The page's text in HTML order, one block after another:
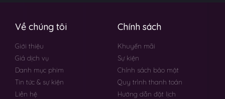
Về chúng tôi
Giới thiệu
Giá dịch vụ
Danh mục phim
Tin tức & sự kiện
Liên hệ
Chính sách
Khuyến mãi
Sự kiện
Chính sách bảo mật
Quy trình thanh toán
Hướng dẫn đặt lịch